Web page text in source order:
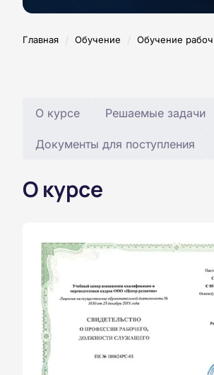
Главная / Обучение / Обучение
О курсе Решаемые задачи
Документы для поступления
О курсе